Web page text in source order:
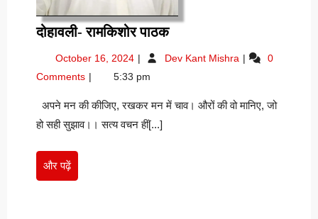
दोहावली- रामकिशोर पाठकदोहावली-
पाठक
October 16, 2024 October
2024
Dev Kant Mishra दोहावली-
0
Comments
5:33 pm
अपने मन की कीजिए, रखकर मन में चाव। औरों की वो मानिए, जो
हो सही सुझाव।। सत्य वचन हीं[...]
और पढ़ेंऔर
पढ़ें